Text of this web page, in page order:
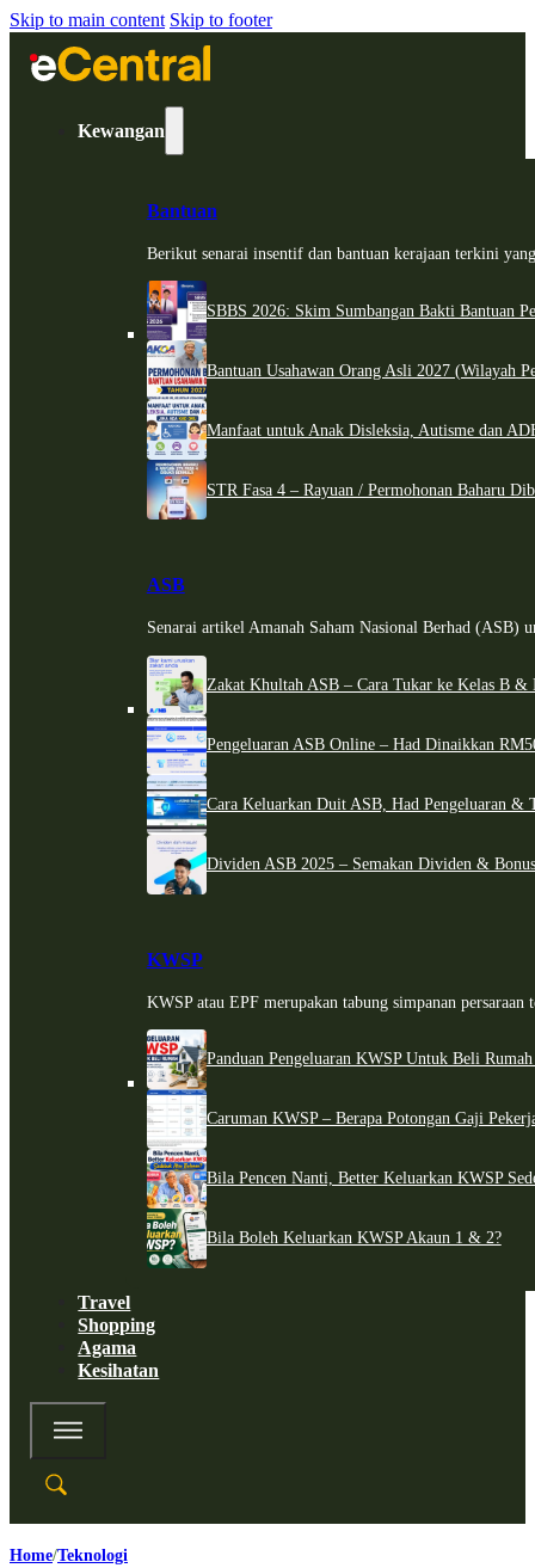
Skip to main content Skip to footer
Kewangan
Bantuan
Berikut senarai insentif dan bantuan kerajaan terkini
SBBS 2026: Skim Sumbangan Bakti Bantuan
Bantuan Usahawan Orang Asli 2027 (Wilayah
Manfaat untuk Anak Disleksia, Autisme dan
STR Fasa 4 – Rayuan / Permohonan Baharu
ASB
Senarai artikel Amanah Saham Nasional Berhad (ASB)
Zakat Khultah ASB – Cara Tukar ke Kelas B &
Pengeluaran ASB Online – Had Dinaikkan
Cara Keluarkan Duit ASB, Had Pengeluaran &
Dividen ASB 2025 – Semakan Dividen &
KWSP
KWSP atau EPF merupakan tabung simpanan persaraan
Panduan Pengeluaran KWSP Untuk Beli
Caruman KWSP – Berapa Potongan Gaji
Bila Pencen Nanti, Better Keluarkan KWSP
Bila Boleh Keluarkan KWSP Akaun 1 & 2?
Travel
Shopping
Agama
Kesihatan
Home Teknologi